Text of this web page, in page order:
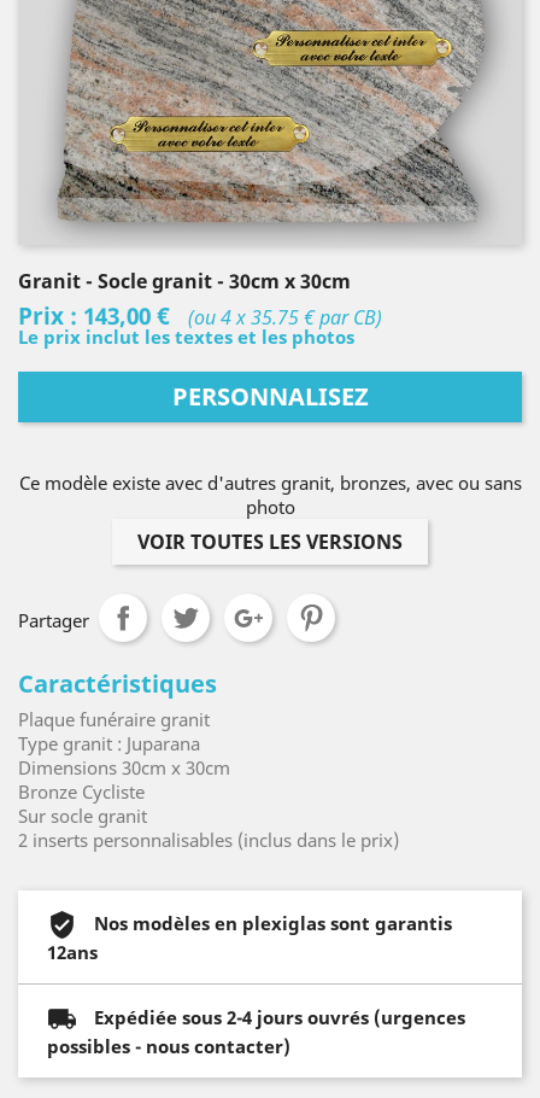
Granit- Socle granit- 30cm x 30cm
Prix : 143,00 € (ou 4 x 35.75 € par CB)
Le prix inclut les textes et les photos
PERSONNALISEZ
Ce modèle existe avec d'autres granit, bronzes, avec ou sans
photo
VOIR TOUTES LES VERSIONS
Partager
Caractéristiques
Plaque funéraire granit
Type granit : Juparana
Dimensions 30cm x 30cm
Bronze Cycliste
Sur socle granit
2 inserts personnalisables (inclus dans le prix)
Nos modèles en plexiglas sont garantis
12ans
Expédiée sous 2-4 jours ouvrés (urgences
possibles - nous contacter)